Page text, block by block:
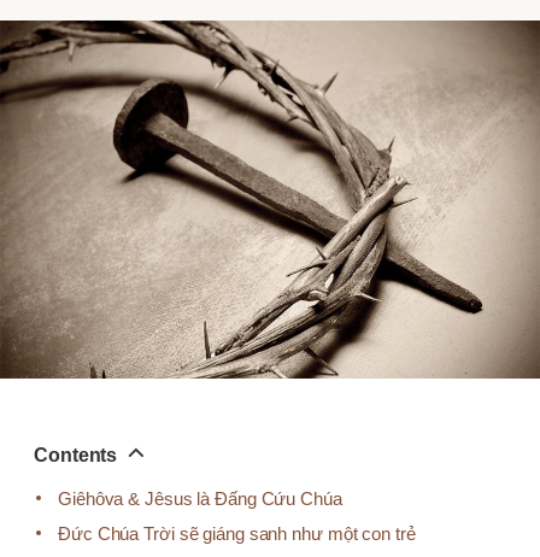
Contents
Giêhôva & Jêsus là Đấng Cứu Chúa
Đức Chúa Trời sẽ giáng sanh như một con trẻ